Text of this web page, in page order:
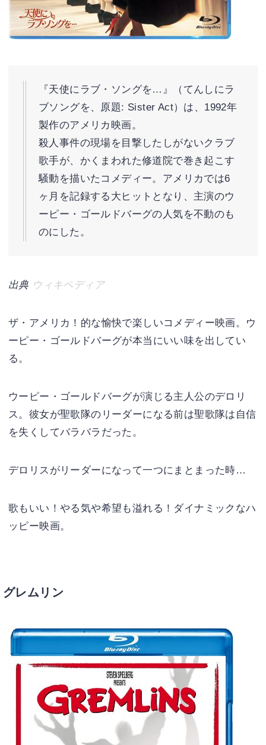
『天使にラブ・ソングを…』（てんしにラ
ブソングを、原題: Sister Act）は、1992年
製作のアメリカ映画。
殺人事件の現場を目撃したしがないクラブ
歌手が、かくまわれた修道院で巻き起こす
騒動を描いたコメディー。アメリカでは6
ヶ月を記録する大ヒットとなり、主演のウ
ーピー・ゴールドバーグの人気を不動のも
のにした。
出典 ウィキペディア
ザ・アメリカ！的な愉快で楽しいコメディー映画。ウ
ーピー・ゴールドバーグが本当にいい味を出してい
る。
ウーピー・ゴールドバーグが演じる主人公のデロリ
ス。彼女が聖歌隊のリーダーになる前は聖歌隊は自信
を失くしてバラバラだった。
デロリスがリーダーになって一つにまとまった時…
歌もいい！やる気や希望も溢れる！ダイナミックなハ
ッピー映画。
グレムリン